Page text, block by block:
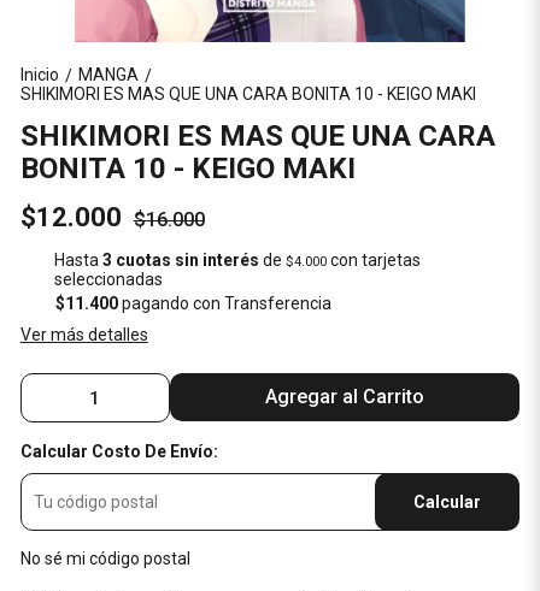
Inicio / MANGA /
SHIKIMORI ES MAS QUE UNA CARA BONITA 10 - KEIGO MAKI
SHIKIMORI ES MAS QUE UNA CARA
BONITA 10 - KEIGO MAKI
$12.000 $16.000
Hasta3 cuotas sin interés de$4.000 con tarjetas
seleccionadas
$11.400pagando con Transferencia
Ver más detalles
Agregar al Carrito
Calcular Costo De Envío:
Calcular
No sé mi código postal